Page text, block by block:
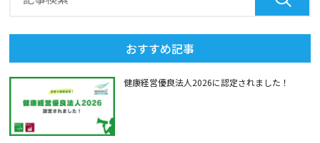
おすすめ記事
健康経営優良法人2026に認定されました！